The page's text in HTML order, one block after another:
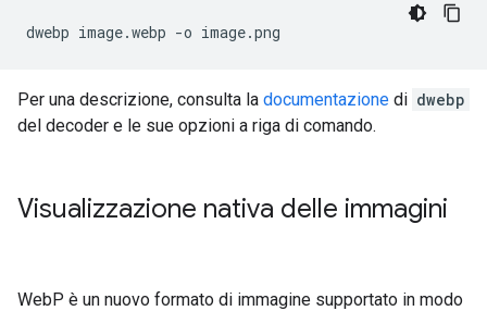
Per una descrizione, consulta la documentazione di dwebp
del decoder e le sue opzioni a riga di comando.
Visualizzazione nativa delle immagini
WebP è un nuovo formato di immagine supportato in modo